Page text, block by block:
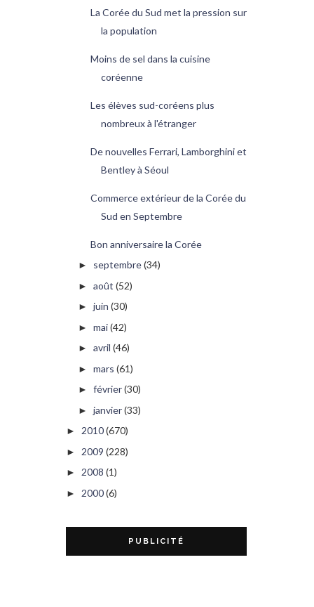
La Corée du Sud met la pression sur
la population
Moins de sel dans la cuisine
coréenne
Les élèves sud-coréens plus
nombreux à l'étranger
De nouvelles Ferrari, Lamborghini et
Bentley à Séoul
Commerce extérieur de la Corée du
Sud en Septembre
Bon anniversaire la Corée
► septembre(34)
► août (52)
► juin (30)
► mai(42)
► avril (46)
► mars (61)
► février(30)
► janvier(33)
► 2010(670)
► 2009 (228)
► 2008 (1)
► 2000(6)
PUBLICITÉ